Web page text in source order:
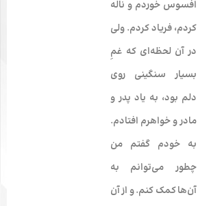
افسوس خوردم و ناله
کردم، فریاد کردم. ولی
در آن لحظه‌­ای که غمِ
بسیار سنگینی روی
دلم بود، به یاد پدر و
مادر و خواهرم افتادم.
به خودم گفتم من
چطور می­‌توانم به
آن‌ها کمک کنم. و از آن